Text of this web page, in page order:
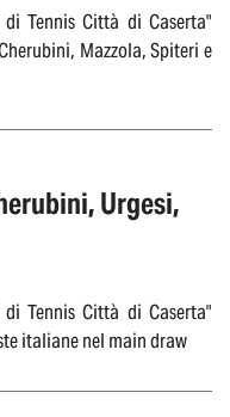
Tennis Città di Caserta"
Mazzola, Spiteri e
Tennis Città di Caserta"
italiane nel main draw